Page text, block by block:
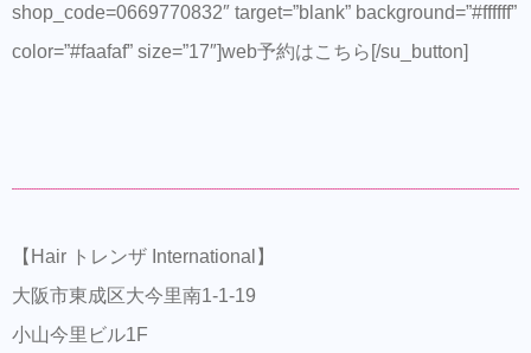
shop_code=0669770832″ target=”blank” background=”#ffffff”
color=”#faafaf” size=”17″]web予約はこちら[/su_button]
【Hair トレンザ International】
大阪市東成区大今里南1-1-19
小山今里ビル1F